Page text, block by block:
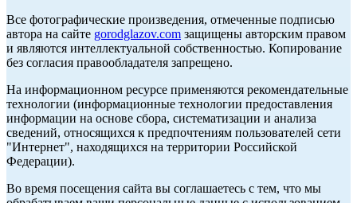
Все фотографические произведения, отмеченные подписью
автора на сайте gorodglazov.com защищены авторским правом
и являются интеллектуальной собственностью. Копирование
без согласия правообладателя запрещено.
На информационном ресурсе применяются рекомендательные
технологии (информационные технологии предоставления
информации на основе сбора, систематизации и анализа
сведений, относящихся к предпочтениям пользователей сети
"Интернет", находящихся на территории Российской
Федерации).
Во время посещения сайта вы соглашаетесь с тем, что мы